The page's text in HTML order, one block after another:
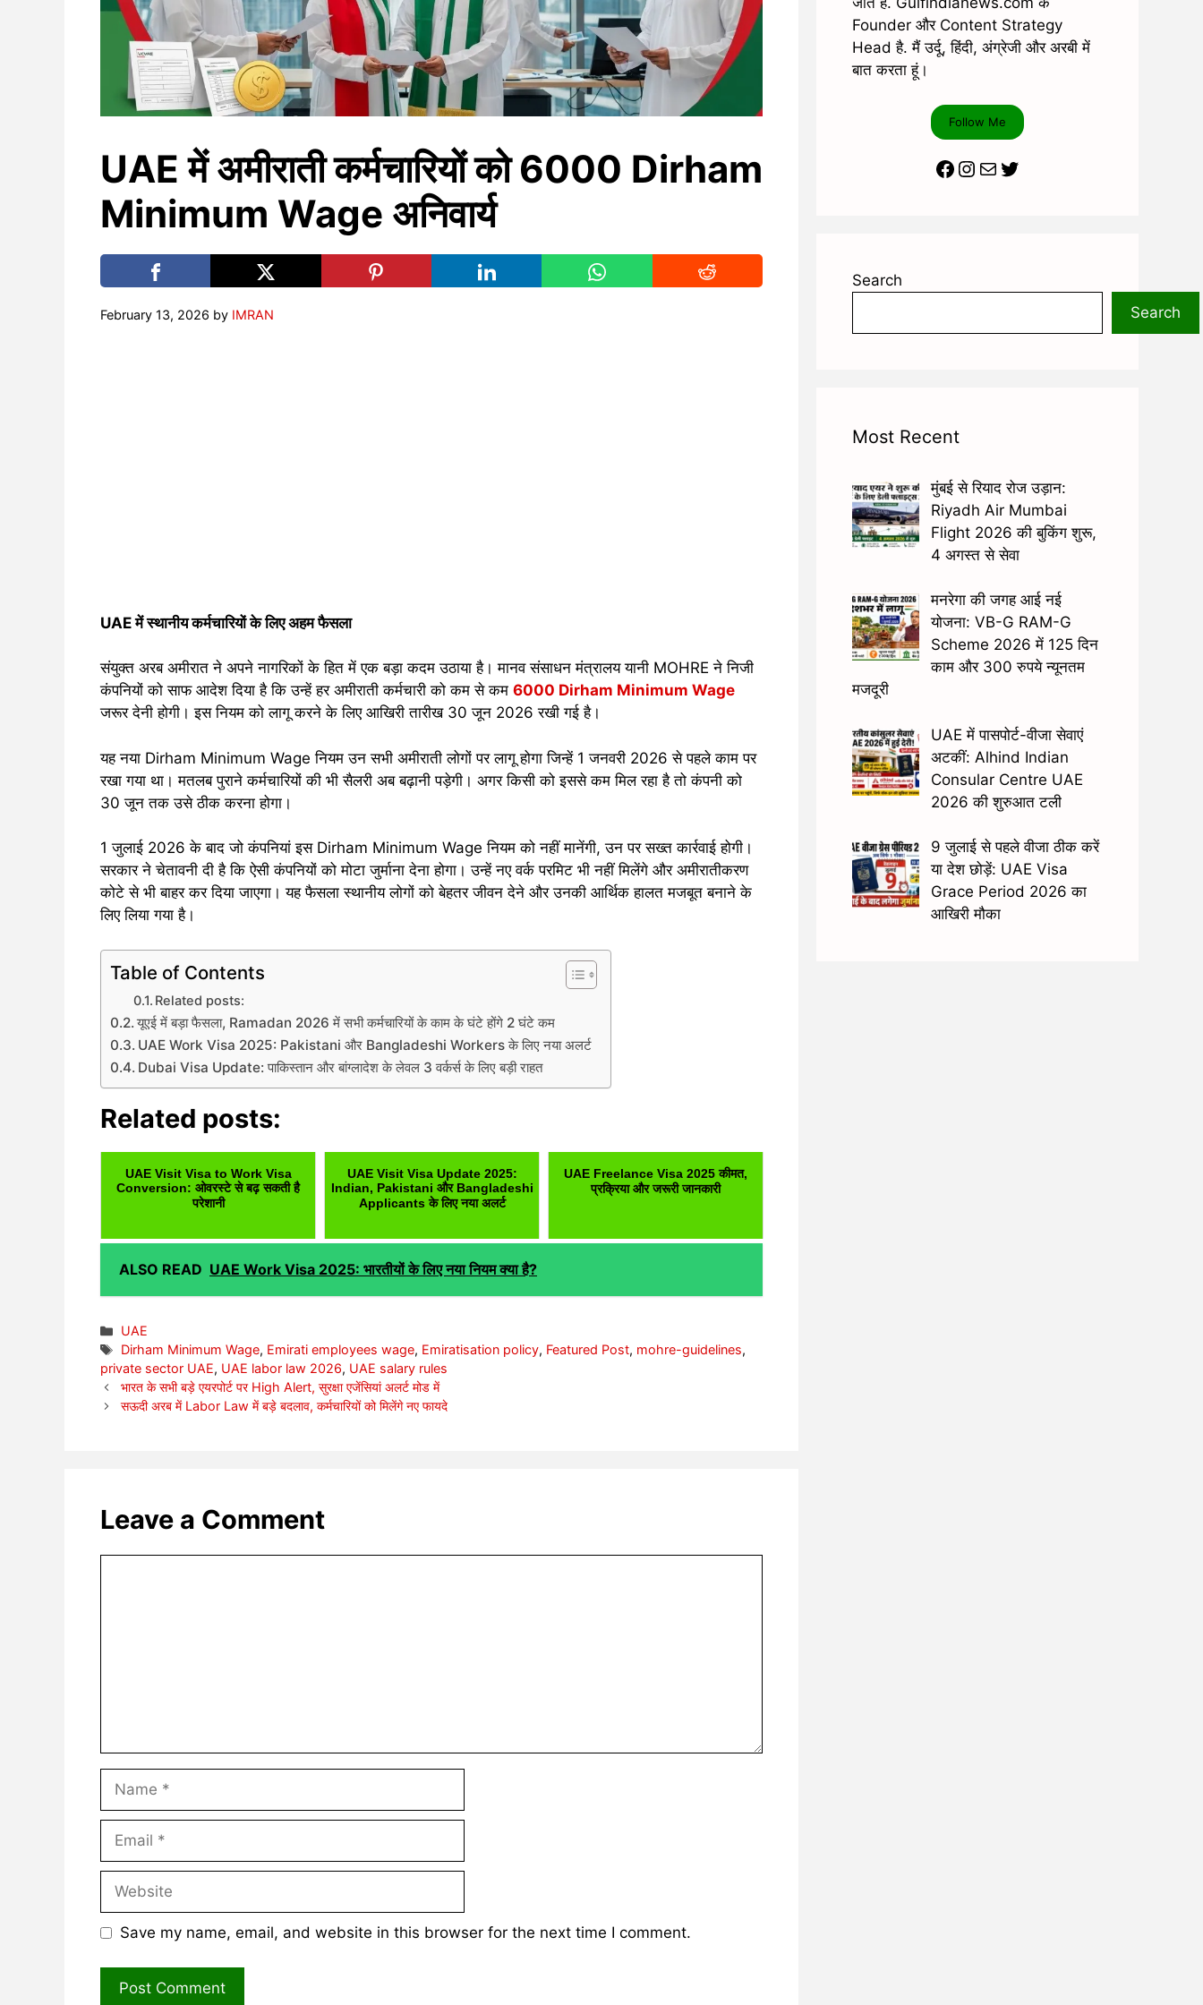
UAE में अमीराती कर्मचारियों को 6000 Dirham
Minimum Wage अनिवार्य
February 13, 2026 by IMRAN
UAE में स्थानीय कर्मचारियों के लिए अहम फैसला
संयुक्त अरब अमीरात ने अपने नागरिकों के हित में एक बड़ा कदम उठाया है। मानव संसाधन मंत्रालय यानी MOHRE ने निजी
कंपनियों को साफ आदेश दिया है कि उन्हें हर अमीराती कर्मचारी को कम से कम 6000 Dirham Minimum Wage
जरूर देनी होगी। इस नियम को लागू करने के लिए आखिरी तारीख 30 जून 2026 रखी गई है।
यह नया Dirham Minimum Wage नियम उन सभी अमीराती लोगों पर लागू होगा जिन्हें 1 जनवरी 2026 से पहले काम पर
रखा गया था। मतलब पुराने कर्मचारियों की भी सैलरी अब बढ़ानी पड़ेगी। अगर किसी को इससे कम मिल रहा है तो कंपनी को
30 जून तक उसे ठीक करना होगा।
1 जुलाई 2026 के बाद जो कंपनियां इस Dirham Minimum Wage नियम को नहीं मानेंगी, उन पर सख्त कार्रवाई होगी।
सरकार ने चेतावनी दी है कि ऐसी कंपनियों को मोटा जुर्माना देना होगा। उन्हें नए वर्क परमिट भी नहीं मिलेंगे और अमीरातीकरण
कोटे से भी बाहर कर दिया जाएगा। यह फैसला स्थानीय लोगों को बेहतर जीवन देने और उनकी आर्थिक हालत मजबूत बनाने के
लिए लिया गया है।
Table of Contents
Related posts:
यूएई में बड़ा फैसला, Ramadan 2026 में सभी कर्मचारियों के काम के घंटे होंगे 2 घंटे कम
UAE Work Visa 2025: Pakistani और Bangladeshi Workers के लिए नया अलर्ट
Dubai Visa Update: पाकिस्तान और बांग्लादेश के लेवल 3 वर्कर्स के लिए बड़ी राहत
Related posts:
UAE Visit Visa to Work Visa
Conversion: ओवरस्टे से बढ़ सकती है
परेशानी
UAE Visit Visa Update 2025:
Indian, Pakistani और Bangladeshi
Applicants के लिए नया अलर्ट
UAE Freelance Visa 2025 कीमत,
प्रक्रिया और जरूरी जानकारी
ALSO READ UAE Work Visa 2025: भारतीयों के लिए नया नियम क्या है?
Categories
UAE
Tags
Dirham Minimum Wage, Emirati employees wage, Emiratisation policy, Featured Post, mohre-guidelines,
private sector UAE, UAE labor law 2026, UAE salary rules
भारत के सभी बड़े एयरपोर्ट पर High Alert, सुरक्षा एजेंसियां अलर्ट मोड में
सऊदी अरब में Labor Law में बड़े बदलाव, कर्मचारियों को मिलेंगे नए फायदे
Leave a Comment
Name
Email
Website
Save my name, email, and website in this browser for the next time I comment.
Founder और Content Strategy
Head है. मैं उर्दू, हिंदी, अंग्रेजी और अरबी में
बात करता हूं।
Follow Me
Facebook
Instagram
MailTwitter
Search
Search
Most Recent
मुंबई से रियाद रोज उड़ान:
Riyadh Air Mumbai
Flight 2026 की बुकिंग शुरू,
4 अगस्त से सेवा
मनरेगा की जगह आई नई
योजना: VB-G RAM-G
Scheme 2026 में 125 दिन
काम और 300 रुपये न्यूनतम
मजदूरी
UAE में पासपोर्ट-वीजा सेवाएं
अटकीं: Alhind Indian
Consular Centre UAE
2026 की शुरुआत टली
9 जुलाई से पहले वीजा ठीक करें
या देश छोड़ें: UAE Visa
Grace Period 2026 का
आखिरी मौका